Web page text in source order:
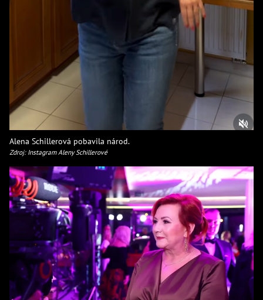
Alena Schillerová pobavila národ.
Zdroj: Instagram Aleny Schillerové